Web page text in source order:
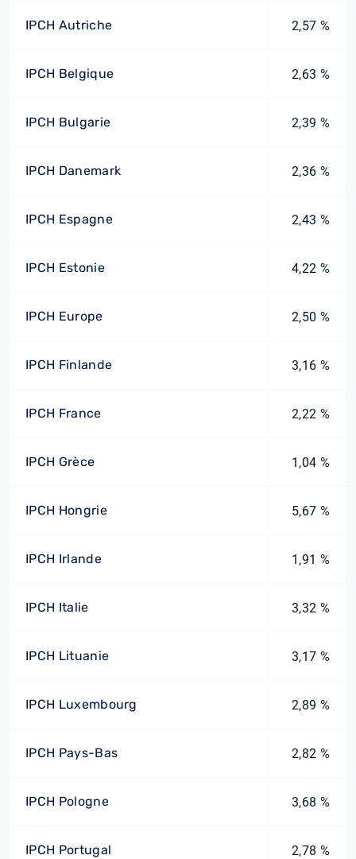
IPCH Autriche 2,57 %
IPCH Belgique 2,63 %
IPCH Bulgarie 2,39 %
IPCH Danemark 2,36 %
IPCH Espagne 2,43 %
IPCH Estonie 4,22 %
IPCH Europe 2,50 %
IPCH Finlande 3,16 %
IPCH France 2,22 %
IPCH Grèce 1,04 %
IPCH Hongrie 5,67 %
IPCH Irlande 1,91 %
IPCH Italie 3,32 %
IPCH Lituanie 3,17 %
IPCH Luxembourg 2,89 %
IPCH Pays-Bas 2,82 %
IPCH Pologne 3,68 %
IPCH Portugal 2,78 %